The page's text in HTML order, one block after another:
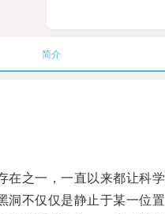
简介
之一，一直以来都让科学
不仅仅是静止于某一位置